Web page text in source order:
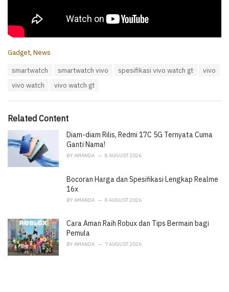
C
i
:
Gadget, News
smartwatch smartwatch vivo spesifikasi vivo watch gt
vivo
vivo watch
vivo watch gt
Related Content
Diam-diam Rilis, Redmi 17C 5G Ternyata Cuma
Ganti Nama!
BY AMANDA 8 AUGUST 2026
Bocoran Harga dan Spesifikasi Lengkap Realme
16x
BY AMANDA 8 AUGUST 2026
Cara Aman Raih Robux dan Tips Bermain bagi
Pemula
BY AMANDA 7 AUGUST 2026